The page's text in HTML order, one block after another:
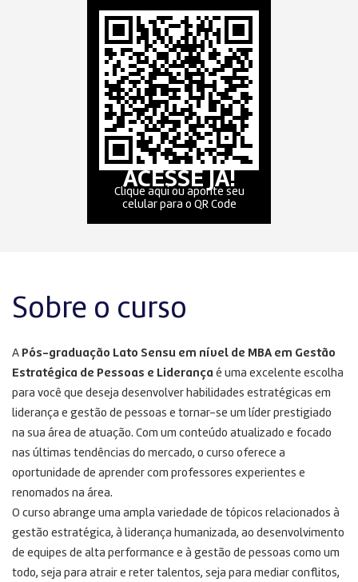
Sobre o curso
A Pós-graduação Lato Sensu em nível de MBA em Gestão
Estratégica de Pessoas e Liderança é uma excelente escolha
para você que deseja desenvolver habilidades estratégicas em
liderança e gestão de pessoas e tornar-se um líder prestigiado
na sua área de atuação. Com um conteúdo atualizado e focado
nas últimas tendências do mercado, o curso oferece a
oportunidade de aprender com professores experientes e
renomados na área.
O curso abrange uma ampla variedade de tópicos relacionados à
gestão estratégica, à liderança humanizada, ao desenvolvimento
de equipes de alta performance e à gestão de pessoas como um
todo, seja para atrair e reter talentos, seja para mediar conflitos,
ACESSE JÁ!
Clique aqui ou aponte seu
celular para o QR Code